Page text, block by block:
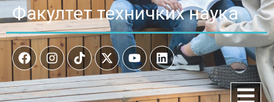
Факултет техничких наука